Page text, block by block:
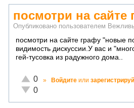
посмотри на сайте
Опубликовано пользователем
посмотри на сайте графу "новые
видимость дискуссии.У вас и
гей-тусовка из радужного дома..
Отлично!
0
Неадекватно!
0
» Войдите или